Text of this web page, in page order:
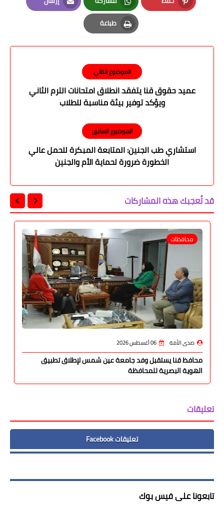
Pinterest
Whatsapp
Email
طباعة
Print
الموضوع التالي
عميد حقوق قنا يتفقد انطلاق امتحانات الترم الثاني
ويؤكد توفير بيئة مناسبة للطلاب
الموضوع السابق
استشاري طب الجنين: المتابعة المبكرة للحمل عالي
الخطورة ضرورة لحماية الأم والجنين
قد تُعجبك هذه المشاركات
محافظات
صدى الأمة 06 أغسطس 2026
محافظ قنا يستقبل وفد جامعة عين شمس لإطلاق تطبيق
الهوية البصرية للمحافظة
تعليقات
تعليقات Facebook
تابعونا على فيس بوك